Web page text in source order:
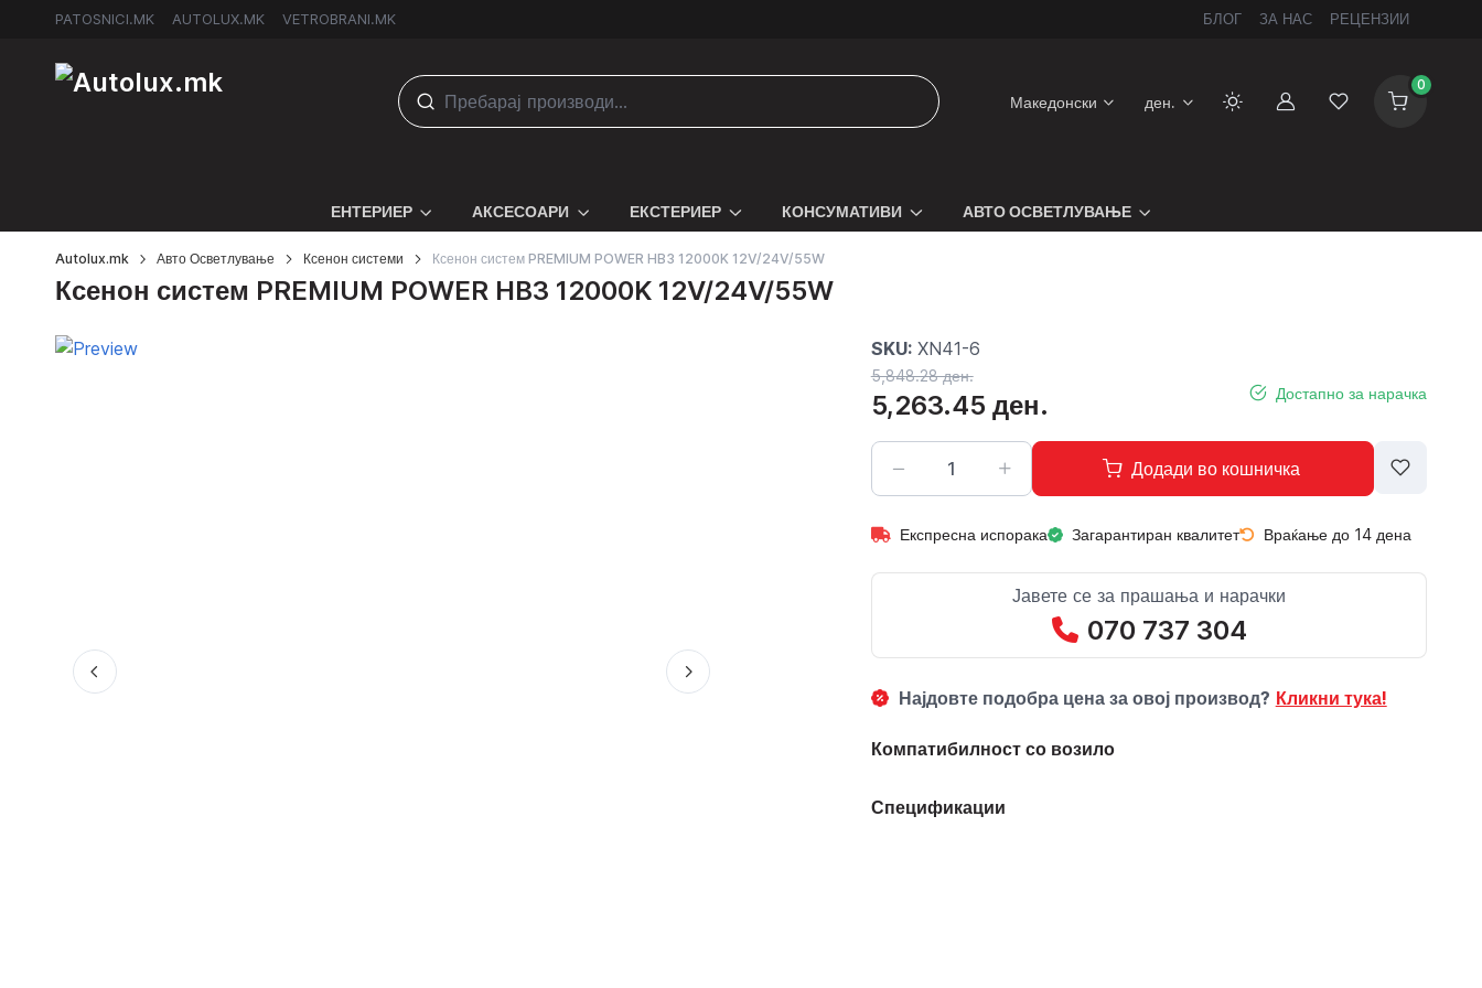
PATOSNICI.MK AUTOLUX.MK VETROBRANI.MK БЛОГ ЗА НАС РЕЦЕНЗИИ
Македонски ден. СметкаЛиста на желби
0
ЕНТЕРИЕР АКСЕСОАРИ ЕКСТЕРИЕР КОНСУМАТИВИ АВТО ОСВЕТЛУВАЊЕ
Autolux.mk Авто Осветлување Ксенон системи Ксенон систем PREMIUM POWER HB3 12000K 12V/24V/55W
Ксенон систем PREMIUM POWER HB3 12000K 12V/24V/55W
SKU:XN41-6
5,848.28 ден.
5,263.45 ден. Достапно за нарачка
Додади во кошничка
Експресна испорака Загарантиран квалитет Враќање до 14 дена
Јавете се за прашања и нарачки
070 737 304
Најдовте подобра цена за овој производ? Кликни тука!
Компатибилност со возило
Спецификации